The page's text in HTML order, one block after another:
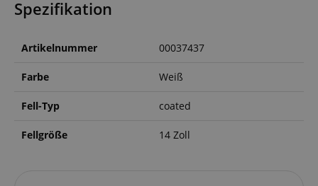
Spezifikation
Artikelnummer 00037437
Farbe Weiß
Fell-Typ coated
Fellgröße 14 Zoll